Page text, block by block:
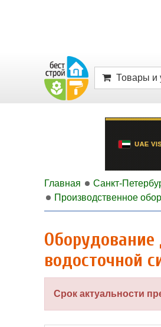
Товары и
Главная Санкт-
Производственное
Оборудование
водосточной
Срок актуальности